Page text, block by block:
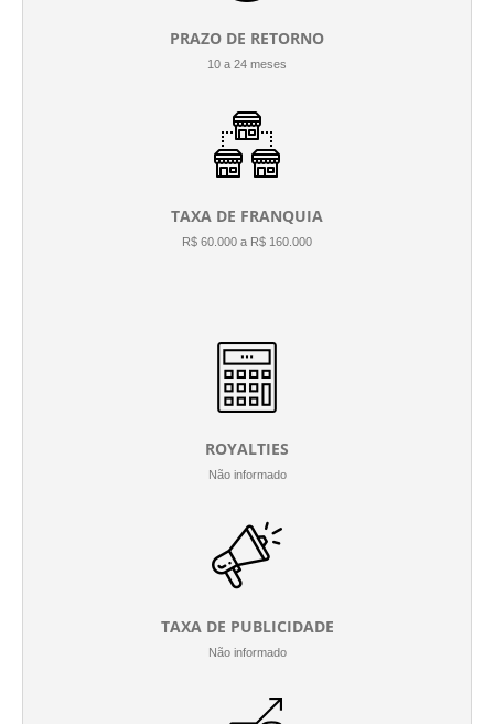
PRAZO DE RETORNO
10 a 24 meses
TAXA DE FRANQUIA
R$ 60.000 a R$ 160.000
ROYALTIES
Não informado
TAXA DE PUBLICIDADE
Não informado